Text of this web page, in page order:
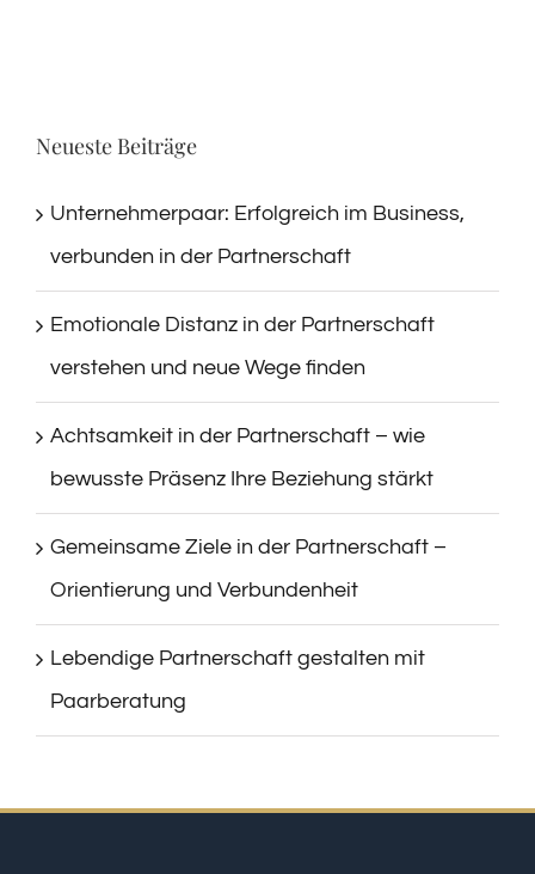
Neueste Beiträge
Unternehmerpaar: Erfolgreich im Business,
verbunden in der Partnerschaft
Emotionale Distanz in der Partnerschaft
verstehen und neue Wege finden
Achtsamkeit in der Partnerschaft – wie
bewusste Präsenz Ihre Beziehung stärkt
Gemeinsame Ziele in der Partnerschaft –
Orientierung und Verbundenheit
Lebendige Partnerschaft gestalten mit
Paarberatung